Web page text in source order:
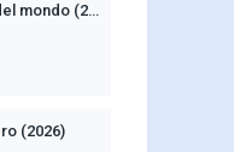
La donna più ricca del mondo (2025)
(2026)